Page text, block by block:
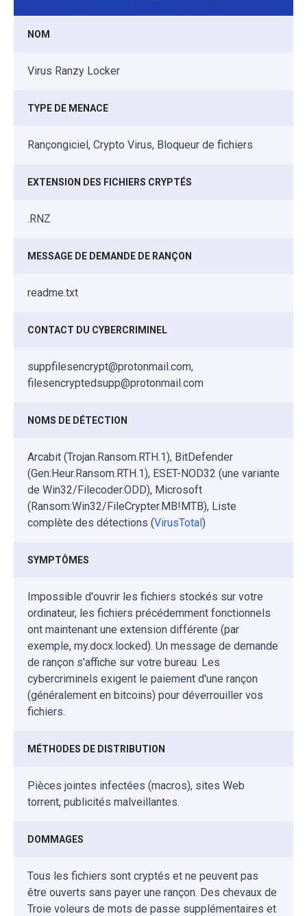
NOM
Virus Ranzy Locker
TYPE DE MENACE
Rançongiciel, Crypto Virus, Bloqueur de fichiers
EXTENSION DES FICHIERS CRYPTÉS
.RNZ
MESSAGE DE DEMANDE DE RANÇON
readme.txt
CONTACT DU CYBERCRIMINEL
suppfilesencrypt@protonmail.com,
filesencryptedsupp@protonmail.com
NOMS DE DÉTECTION
Arcabit (Trojan.Ransom.RTH.1), BitDefender
(Gen:Heur.Ransom.RTH.1), ESET-NOD32 (une variante
de Win32/Filecoder.ODD), Microsoft
(Ransom:Win32/FileCrypter.MB!MTB), Liste
complète des détections (VirusTotal)
SYMPTÔMES
Impossible d'ouvrir les fichiers stockés sur votre
ordinateur, les fichiers précédemment fonctionnels
ont maintenant une extension différente (par
exemple, my.docx.locked). Un message de demande
de rançon s'affiche sur votre bureau. Les
cybercriminels exigent le paiement d'une rançon
(généralement en bitcoins) pour déverrouiller vos
fichiers.
MÉTHODES DE DISTRIBUTION
Pièces jointes infectées (macros), sites Web
torrent, publicités malveillantes.
DOMMAGES
Tous les fichiers sont cryptés et ne peuvent pas
être ouverts sans payer une rançon. Des chevaux de
Troie voleurs de mots de passe supplémentaires et